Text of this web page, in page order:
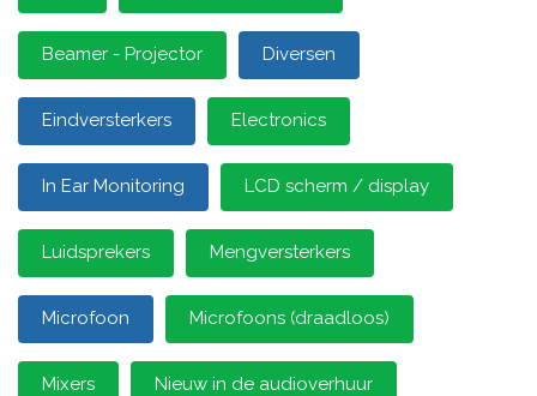
Beamer - Projector Diversen
Eindversterkers Electronics
In Ear Monitoring LCD scherm / display
Luidsprekers Mengversterkers
Microfoon Microfoons (draadloos)
Mixers Nieuw in de audioverhuur